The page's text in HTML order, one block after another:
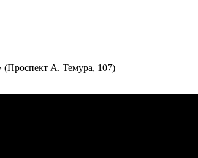
А. Темура, 107)